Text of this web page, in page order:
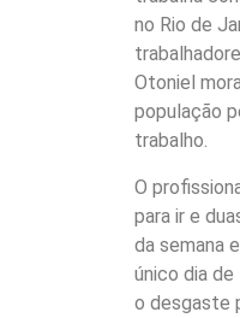
no Rio de
Otoniel
população
trabalho.
O
para ir e
da semana
único dia de
o desgaste